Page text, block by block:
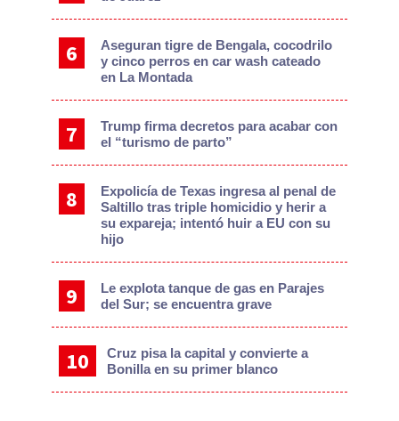
Aseguran tigre de Bengala, cocodrilo
y cinco perros en car wash cateado
en La Montada
Trump firma decretos para acabar con
el “turismo de parto”
Expolicía de Texas ingresa al penal de
Saltillo tras triple homicidio y herir a
su expareja; intentó huir a EU con su
hijo
Le explota tanque de gas en Parajes
del Sur; se encuentra grave
Cruz pisa la capital y convierte a
Bonilla en su primer blanco